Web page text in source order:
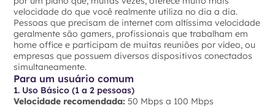
velocidade do que você realmente utiliza no dia a dia.
Pessoas que precisam de internet com altíssima velocidade
geralmente são gamers, profissionais que trabalham em
home office e participam de muitas reuniões por vídeo, ou
empresas que possuem diversos dispositivos conectados
simultaneamente.
Para um usuário comum
1. Uso Básico (1 a 2 pessoas)
Velocidade recomendada: 50 Mbps a 100 Mbps